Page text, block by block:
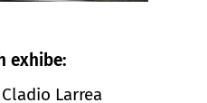
exhibe:
Larrea